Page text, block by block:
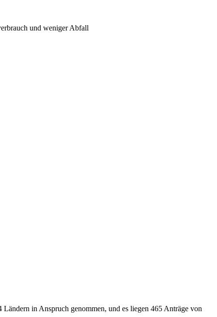
und weniger Abfall
in Anspruch genommen, und es liegen 465 Anträge von